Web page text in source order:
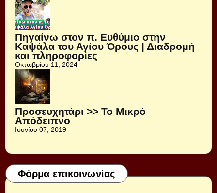
Πηγαίνω στον π. Ευθύμιο στην
Καψάλα του Αγίου Όρους | Διαδρομή
και πληροφορίες
Οκτωβρίου 11, 2024
Προσευχητάρι >> Το Μικρό
Απόδειπνο
Ιουνίου 07, 2019
Φόρμα επικοινωνίας